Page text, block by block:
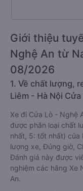
Giới thiệu
Nghệ An từ
08/2026
1. Về chất lượng,
Liêm - Hà Nội
Xe đi Cửa Lò - Nghệ
được phân loại chất
nhất, 5: tốt nhất) của
lượng xe, Đúng giờ,
Đánh giá này được
nghiệm các hãng Xe
An.